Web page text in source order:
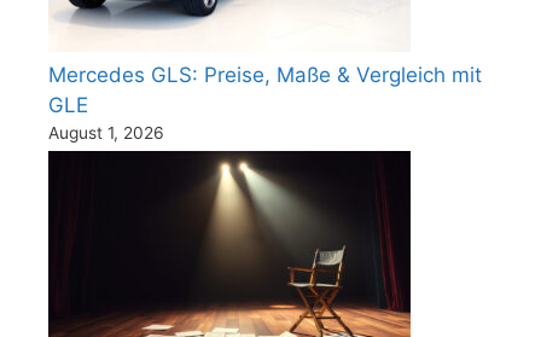
Mercedes GLS: Preise, Maße & Vergleich mit
GLE
August 1, 2026